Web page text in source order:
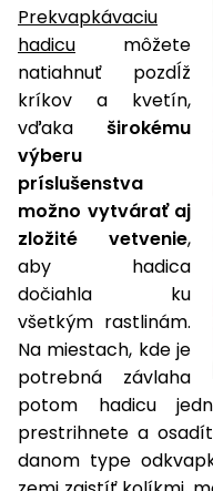
Čerpadlá
vodárne
Vysokotlakové
umývačky
Zametacie
stroje
Snežné
Odhŕňače
a lopaty
na sneh
Postrekovače
a rosiče
Príslušenstvo
Bagre
Prekvapkávaciu
hadicu môžete
natiahnuť pozdĺž
kríkov a kvetín,
vďaka širokému
výberu
príslušenstva
možno vytvárať aj
zložité vetvenie,
aby hadica
dočiahla ku
všetkým rastlinám.
Na miestach, kde je
potrebná závlaha
potom hadicu
prestrihnete a
danom type